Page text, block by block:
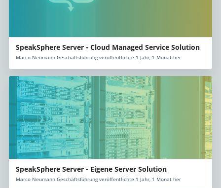
SpeakSphere Server - Cloud Managed Service Solution
Marco Neumann Geschäftsführung veröffentlichte 1 Jahr, 1 Monat her
SpeakSphere Server - Eigene Server Solution
Marco Neumann Geschäftsführung veröffentlichte 1 Jahr, 1 Monat her